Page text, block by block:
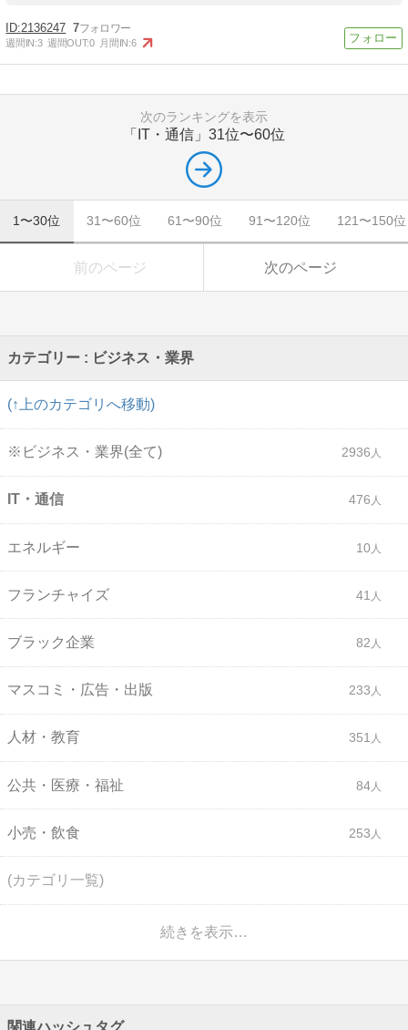
2136247 7
週間IN:3 週間OUT:0 月間IN:6
次のランキングを表示
「IT・通信」 31位〜60位
1〜30位 31〜60位 61〜90位 91〜120位 121〜150位
前のページ 次のページ
カテゴリー : ビジネス・業界
(↑上のカテゴリへ移動)
※ビジネス・業界(全て) 2936
IT・通信 476
エネルギー 10
フランチャイズ 41
ブラック企業 82
マスコミ・広告・出版 233
人材・教育 351
公共・医療・福祉 84
小売・飲食 253
(カテゴリ一覧)
続きを表示…